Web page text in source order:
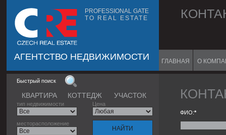
PROFESSIONAL GATE
TO REAL ESTATE
АГЕНТСТВО НЕДВИЖИМОСТИ ГЛАВНАЯ О
Быстрый поиск
КВАРТИРА КОТТЕДЖ УЧАСТОК
тип недвижимости Цена
месторасположение
ФИО:*